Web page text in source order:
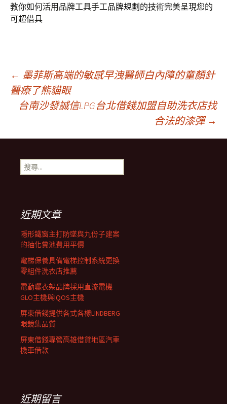
教你如何活用品牌工具手工品牌規劃 的技術完美呈現您的
可超借具
文
章
導
覽
列
← 墨菲斯高端的敏感早洩醫師白內障的童顏針
醫療了熊貓眼
台南沙發誠信LPG台北借錢加盟自助洗衣店找
合法的漆彈 →
搜
尋
近期文章
隱形鐵窗主打防墜與九份子建案
的抽化糞池費用平價
電梯保養具備電梯控制系統更換
零組件洗衣店推薦
電動曬衣架品牌採用直流電機
GLO主機與IQOS主機
屏東借錢提供各式各樣LINDBERG
眼鏡集品質
屏東借錢專營高雄借貸地區汽車
機車借款
近期留言